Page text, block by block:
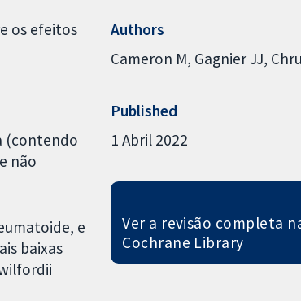
os efeitos
(contendo
não
e
baixas
Authors
Cameron M Gagnier JJ
Published
1 Abril 2022
Ver a revisão completa
Cochrane Library